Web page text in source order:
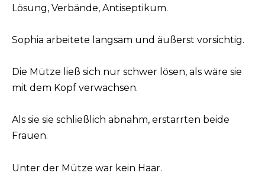
Lösung, Verbände, Antiseptikum.
Sophia arbeitete langsam und äußerst vorsichtig.
Die Mütze ließ sich nur schwer lösen, als wäre sie
mit dem Kopf verwachsen.
Als sie sie schließlich abnahm, erstarrten beide
Frauen.
Unter der Mütze war kein Haar.